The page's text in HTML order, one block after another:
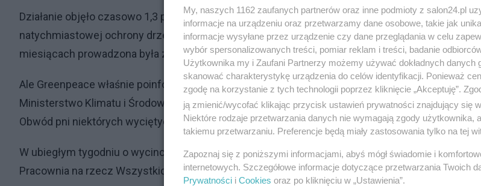
Działanie objęło czasowo 1,3 proc. całości obszarów Lasów Państwowych, co MKiŚ tłumaczyło
natychmiastowej ochrony drzewostanów najcenniejszych przyrodniczo i społecznie, na
miesiącach prowadzona była zintensyfikowana gospodarka leśna.
Ale Greenpeace właśnie poinformował, że w co najmniej dwóch lokalizacjach w Bieszczadach,
Ministerstwo Klimatu i Środowiska nakazało Lasom Państwowym wstrzymanie prac, nadal
Obwód pni niektórych wyciętych drzew sięgał 3 metrów.
W ubiegłym tygodniu o wycince na terenie lasów uzdrowiskowych w okolicy Iwonicza-Zdroju
Pracownia na rzecz Wszystkich Istot.
My, naszych 1162 zaufanych partnerów oraz inne podmioty z salon24.pl
informacje na urządzeniu oraz przetwarzamy dane osobowe, takie jak
informacje wysyłane przez urządzenie czy dane przeglądania w celu
wybór spersonalizowanych treści, pomiar reklam i treści, badanie
Użytkownika my i Zaufani Partnerzy możemy używać dokładnych danych
skanować charakterystykę urządzenia do celów identyfikacji. Ponieważ
zgodę na korzystanie z tych technologii poprzez kliknięcie „Akceptuję”.
ją zmienić/wycofać klikając przycisk ustawień prywatności znajdujący się
Niektóre rodzaje przetwarzania danych nie wymagają zgody użytkownika,
takiemu przetwarzaniu. Preferencje będą miały zastosowania tylko na tej
Zapoznaj się z poniższymi informacjami, abyś mógł świadomie i
internetowych. Szczegółowe informacje dotyczące przetwarzania Twoich
Prywatności i Cookies oraz po kliknięciu w „Ustawienia”.